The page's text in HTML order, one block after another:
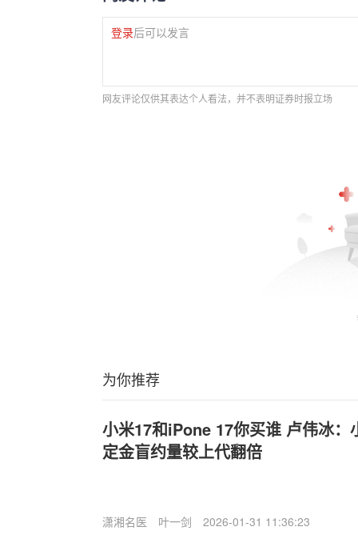
登录后可以发言
网友评论仅供其表达个人看法，并不表明证券时报立场
为你推荐
小米17和iPone 17你买谁 卢伟冰：
定金盲约量较上代翻倍
潇湘名医 叶一剑 2026-01-31 11:36:23